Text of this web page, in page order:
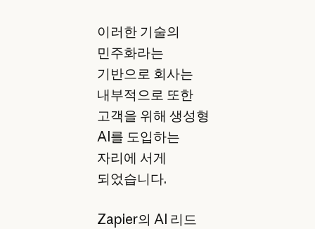
이러한 기술의
민주화라는
기반으로 회사는
내부적으로 또한
고객을 위해 생성형
AI를 도입하는
자리에 서게
되었습니다.
Zapier의 AI 리드